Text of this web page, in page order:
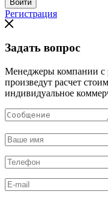
Регистрация
Задать вопрос
Менеджеры компании с
произведут расчет
индивидуальное